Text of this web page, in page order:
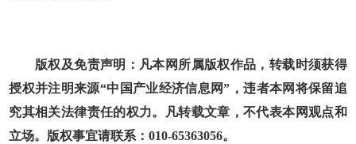
版权及免责声明：凡本网所属版权作品，转载时须获得
授权并注明来源“中国产业经济信息网”，违者本网将保留追
究其相关法律责任的权力。凡转载文章，不代表本网观点和
立场。版权事宜请联系：010-65363056。